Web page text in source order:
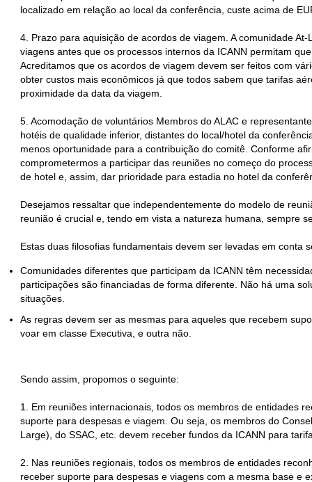
localizado em relação ao local da conferência, custe acima de
4. Prazo para aquisição de acordos de viagem. A comunidade
viagens antes que os processos internos da ICANN permitam
Acreditamos que os acordos de viagem devem ser feitos com
obter custos mais econômicos já que todos sabem que tarifas
proximidade da data da viagem.
5. Acomodação de voluntários Membros do ALAC e
hotéis de qualidade inferior, distantes do local/hotel da
menos oportunidade para a contribuição do comitê. Conforme
comprometermos a participar das reuniões no começo do
de hotel e, assim, dar prioridade para estadia no hotel da
Desejamos ressaltar que independentemente do modelo de
reunião é crucial e, tendo em vista a natureza humana, sempre
Estas duas filosofias fundamentais devem ser levadas em conta
Comunidades diferentes que participam da ICANN têm
participações são financiadas de forma diferente. Não há uma
situações.
As regras devem ser as mesmas para aqueles que recebem
voar em classe Executiva, e outra não.
Sendo assim, propomos o seguinte:
1. Em reuniões internacionais, todos os membros de entidades
suporte para despesas e viagem. Ou seja, os membros do
Large), do SSAC, etc. devem receber fundos da ICANN para
2. Nas reuniões regionais, todos os membros de entidades
receber suporte para despesas e viagens com a mesma base e